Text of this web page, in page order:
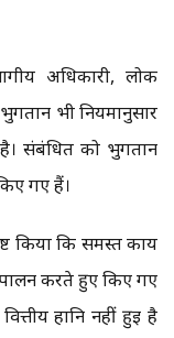
अधिकारी, लोक
भी नियमानुसार
संबंधित को भुगतान
गए हैं।
किया कि समस्त कार्य
पालन करते हुए किए गए
हानि नहीं हुई है